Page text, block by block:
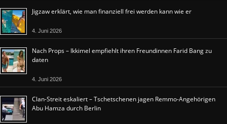
Jigzaw erklärt, wie man finanziell frei werden kann wie er
4. Juni 2026
Nach Props – Ikkimel empfiehlt ihren Freundinnen Farid Bang zu
daten
4. Juni 2026
Clan-Streit eskaliert – Tschetschenen jagen Remmo-Angehörigen
Abu Hamza durch Berlin